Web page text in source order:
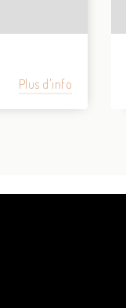
Plus d'info